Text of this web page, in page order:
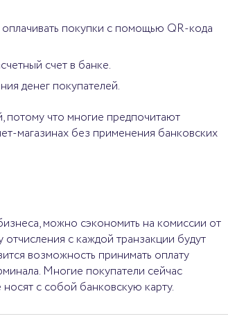
покупки с помощью QR-кода
счет в банке.
денег покупателей.
потому что многие предпочитают
магазинах без применения банковских
можно сэкономить на комиссии от
с каждой транзакции будут
возможность принимать оплату
Многие покупатели сейчас
с собой банковскую карту.